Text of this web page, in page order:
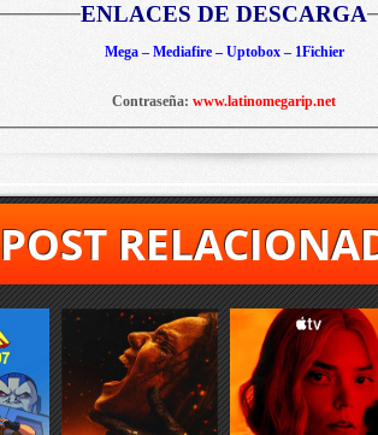
ENLACES DE DESCARGA
Mega – Mediafire – Uptobox – 1Fichier
Contraseña: www.latinomegarip.net
POST